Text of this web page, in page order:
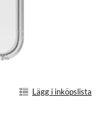
Lägg i inköpslista